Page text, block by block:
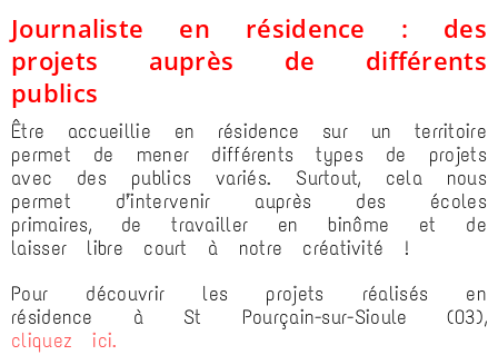
Journaliste en résidence : des
projets auprès de différents
publics
Être accueillie en résidence sur un territoire
permet de mener différents types de projets
avec des publics variés. Surtout, cela nous
permet d’intervenir auprès des écoles
primaires, de travailler en binôme et de
laisser libre court à notre créativité !
Pour découvrir les projets réalisés en
résidence à St Pourçain-sur-Sioule (03),
cliquez ici.